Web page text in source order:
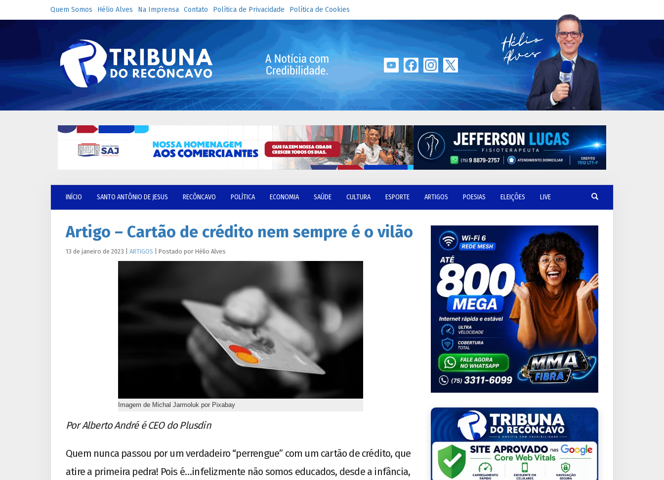
Quem Somos Hélio Alves Na Imprensa Contato Política de Privacidade Política de Cookies
INÍCIO SANTO ANTÔNIO DE JESUS RECÔNCAVO POLÍTICA ECONOMIA SAÚDE CULTURA ESPORTE ARTIGOS POESIAS ELEIÇÕES LIVE
Artigo – Cartão de crédito nem sempre é o vilão
13 de janeiro de 2023 ARTIGOS Postado por Hélio Alves
Imagem de Michal Jarmoluk por Pixabay
Por Alberto André é CEO do Plusdin
Quem nunca passou por um verdadeiro “perrengue” com um cartão de crédito, que
atire a primeira pedra! Pois é…infelizmente não somos educados, desde a infância,